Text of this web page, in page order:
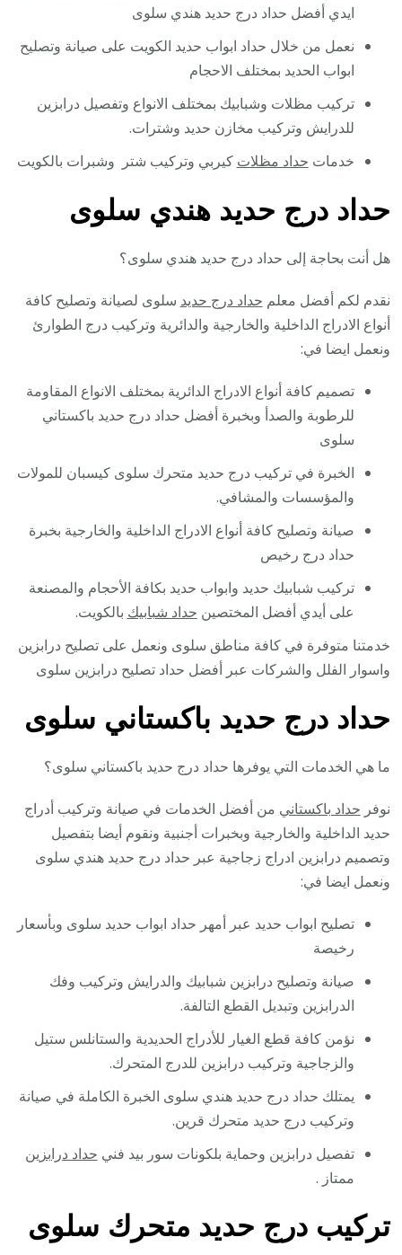
ايدي أفضل حداد درج حديد هندي سلوى
نعمل من خلال حداد ابواب حديد الكويت على صيانة وتصليح
ابواب الحديد بمختلف الاحجام
تركيب مظلات وشبابيك بمختلف الانواع وتفصيل درابزين
للدرايش وتركيب مخازن حديد وشترات.
خدمات حداد مظلات كيربي وتركيب شتر وشبرات بالكويت
حداد درج حديد هندي سلوى
هل أنت بحاجة إلى حداد درج حديد هندي سلوى؟
نقدم لكم أفضل معلم حداد درج حديد سلوى لصيانة وتصليح كافة
أنواع الادراج الداخلية والخارجية والدائرية وتركيب درج الطوارئ
ونعمل ايضا في:
تصميم كافة أنواع الادراج الدائرية بمختلف الانواع المقاومة
للرطوبة والصدأ وبخبرة أفضل حداد درج حديد باكستاني
سلوى
الخبرة في تركيب درج حديد متحرك سلوى كيسبان للمولات
والمؤسسات والمشافي.
صيانة وتصليح كافة أنواع الادراج الداخلية والخارجية بخبرة
حداد درج رخيص
تركيب شبابيك حديد وابواب حديد بكافة الأحجام والمصنعة
على أيدي أفضل المختصين حداد شبابيك بالكويت.
خدمتنا متوفرة في كافة مناطق سلوى ونعمل على تصليح درابزين
واسوار الفلل والشركات عبر أفضل حداد تصليح درابزين سلوى
حداد درج حديد باكستاني سلوى
ما هي الخدمات التي يوفرها حداد درج حديد باكستاني سلوى؟
نوفر حداد باكستاني من أفضل الخدمات في صيانة وتركيب أدراج
حديد الداخلية والخارجية وبخبرات أجنبية ونقوم أيضا بتفصيل
وتصميم درابزين ادراج زجاجية عبر حداد درج حديد هندي سلوى
ونعمل ايضا في:
تصليح ابواب حديد عبر أمهر حداد ابواب حديد سلوى وبأسعار
رخيصة
صيانة وتصليح درابزين شبابيك والدرايش وتركيب وفك
الدرابزين وتبديل القطع التالفة.
نؤمن كافة قطع الغيار للأدراج الحديدية والستانلس ستيل
والزجاجية وتركيب درابزين للدرج المتحرك.
يمتلك حداد درج حديد هندي سلوى الخبرة الكاملة في صيانة
وتركيب درج حديد متحرك قرين.
تفصيل درابزين وحماية بلكونات سور بيد فني حداد درابزين
ممتاز .
تركيب درج حديد متحرك سلوى